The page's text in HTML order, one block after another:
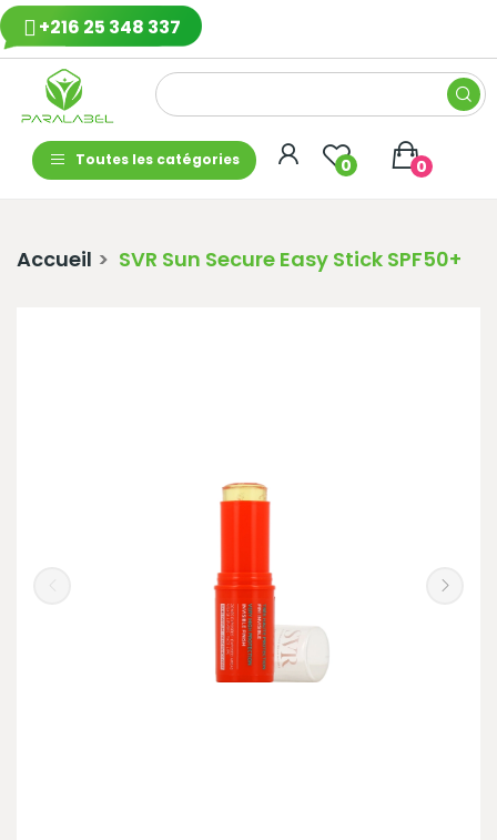
+216 25 348 337
Toutes les catégories 0 0
Accueil SVR Sun Secure Easy Stick SPF50+